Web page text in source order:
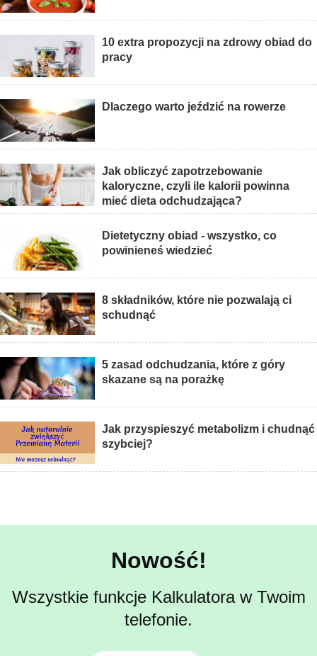
10 extra propozycji na zdrowy obiad do
pracy
Dlaczego warto jeździć na rowerze
Jak obliczyć zapotrzebowanie
kaloryczne, czyli ile kalorii powinna
mieć dieta odchudzająca?
Dietetyczny obiad - wszystko, co
powinieneś wiedzieć
8 składników, które nie pozwalają ci
schudnąć
5 zasad odchudzania, które z góry
skazane są na porażkę
Jak przyspieszyć metabolizm i chudnąć
szybciej?
Nowość!
Wszystkie funkcje Kalkulatora w Twoim
telefonie.